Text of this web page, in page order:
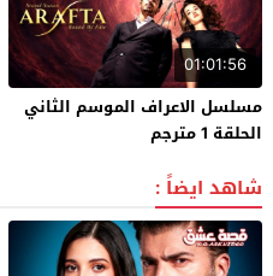
01:01:56
مسلسل الاعراف الموسم الثاني
الحلقة 1 مترجم
شاهد ايضاً :